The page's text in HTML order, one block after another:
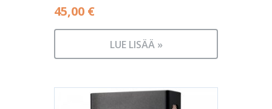
45,00 €
LUE LISÄÄ »